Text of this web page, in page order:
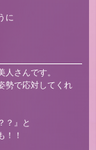
に
人さんです。
勢で応対してくれ
？』と
！！